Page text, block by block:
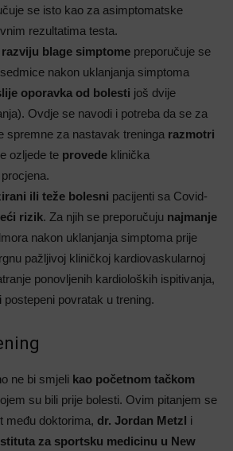
se isto kao za asimptomatske
rezultatima testa.
razviju blage simptome preporučuje se
nakon uklanjanja simptoma
oporavka od bolesti još dvije
Ovdje se navodi i potreba da se za
spremne za nastavak treninga razmotri
ozljede te provede klinička
ili teže bolesni pacijenti sa Covid-
rizik. Za njih se preporučuju najmanje
nakon uklanjanja simptoma prije
pažljivoj kliničkoj kardiovaskularnoj
ponovljenih kardioloških ispitivanja,
postepeni povratak u trening.
ne bi smjeli kao početnom tačkom
su bili prije bolesti. Ovim pitanjem se
među doktorima, dr. Jordan Metzl i
za sportsku medicinu u New